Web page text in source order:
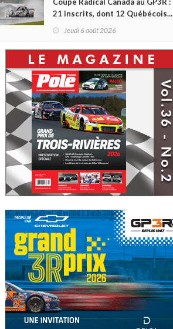
Coupe Radical Canada au GP3R :
21 inscrits, dont 12 Québécois...
et un premier gain d'Antoine
Jeudi 6 août 2026